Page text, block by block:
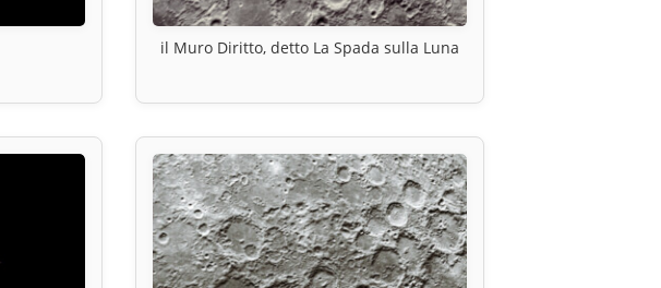
il Muro Diritto, detto La Spada sulla Luna